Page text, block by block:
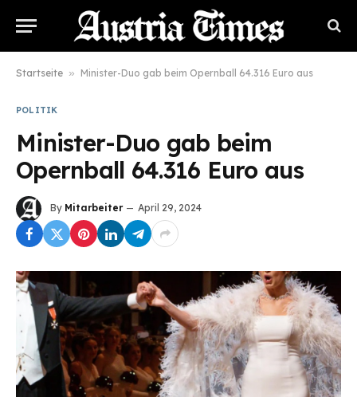
Startseite » Minister-Duo gab beim Opernball 64.316 Euro aus
POLITIK
Minister-Duo gab beim
Opernball 64.316 Euro aus
By Mitarbeiter April 29, 2024